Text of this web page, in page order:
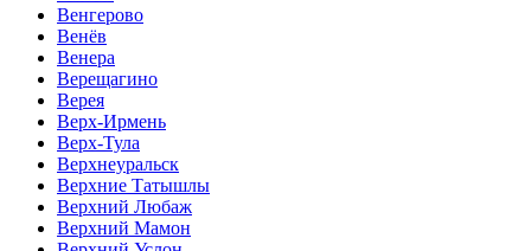
Венгерово
Венёв
Венера
Верещагино
Верея
Верх-Ирмень
Верх-Тула
Верхнеуральск
Верхние Татышлы
Верхний Любаж
Верхний Мамон